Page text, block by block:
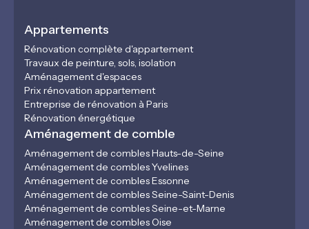
Appartements
Rénovation complète d'appartement
Travaux de peinture, sols, isolation
Aménagement d'espaces
Prix rénovation appartement
Entreprise de rénovation à Paris
Rénovation énergétique
Aménagement de comble
Aménagement de combles Hauts-de-Seine
Aménagement de combles Yvelines
Aménagement de combles Essonne
Aménagement de combles Seine-Saint-Denis
Aménagement de combles Seine-et-Marne
Aménagement de combles Oise